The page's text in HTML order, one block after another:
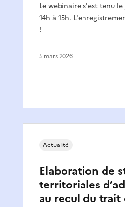
Le webinaire s'est tenu
14h à 15h.
!
5 mars 2026
Elaboration de
territoriales
au recul du trait
Actualité